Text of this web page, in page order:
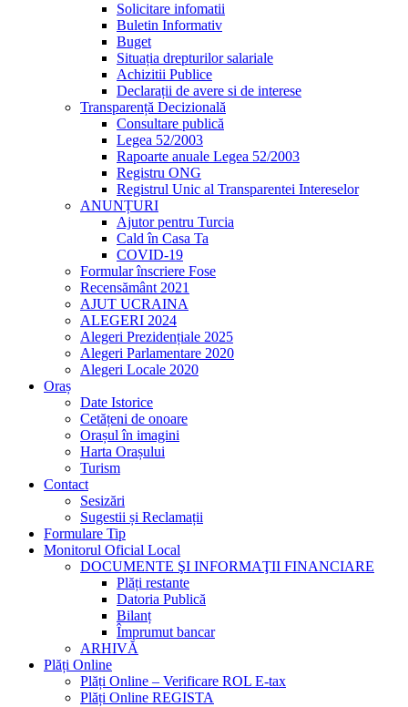
Solicitare infomatii
Buletin Informativ
Buget
Situația drepturilor salariale
Achizitii Publice
Declarații de avere si de interese
Transparență Decizională
Consultare publică
Legea 52/2003
Rapoarte anuale Legea 52/2003
Registru ONG
Registrul Unic al Transparentei Intereselor
ANUNȚURI
Ajutor pentru Turcia
Cald în Casa Ta
COVID-19
Formular înscriere Fose
Recensământ 2021
AJUT UCRAINA
ALEGERI 2024
Alegeri Prezidențiale 2025
Alegeri Parlamentare 2020
Alegeri Locale 2020
Oraș
Date Istorice
Cetățeni de onoare
Orașul în imagini
Harta Orașului
Turism
Contact
Sesizări
Sugestii și Reclamații
Formulare Tip
Monitorul Oficial Local
DOCUMENTE ŞI INFORMAŢII FINANCIARE
Plăți restante
Datoria Publică
Bilanț
Împrumut bancar
ARHIVĂ
Plăți Online
Plăți Online – Verificare ROL E-tax
Plăți Online REGISTA